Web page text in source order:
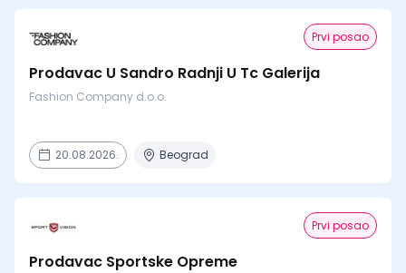
Prvi posao
Prodavac U Sandro Radnji U Tc Galerija
Fashion Company d.o.o.
20.08.2026. Beograd
Prvi posao
Prodavac Sportske Opreme